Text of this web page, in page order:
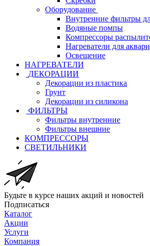
Оборудование
Внутренние фильтры
Водяные помпы
Компрессоры
Нагреватели для
Освещение
НАГРЕВАТЕЛИ
ДЕКОРАЦИИ
Декорации из пластика
Грунт
Декорации из силикона
ФИЛЬТРЫ
Фильтры внутренние
Фильтры внешние
КОМПРЕССОРЫ
СВЕТИЛЬНИКИ
Будьте в курсе наших акций и новостей
Подписаться
Каталог
Акции
Услуги
Компания